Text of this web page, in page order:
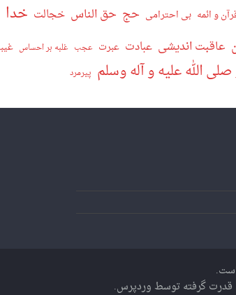
و ائمه بی احترامی حج حق الناس خجالت خدا
عاقبت اندیشی عبادت عبرت عجب غلبه بر احساس
صلی الله علیه و آله وسلم پیرمرد
وردپرس.